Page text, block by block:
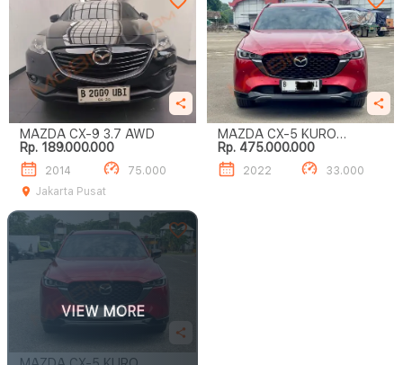
MAZDA CX-9 3.7 AWD
Rp. 189.000.000
2014
75.000
Jakarta Pusat
MAZDA CX-5 KURO
EDITION
Rp. 475.000.000
2022 33.000
VIEW MORE